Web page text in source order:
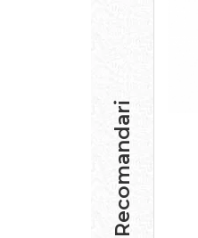
Recomandari